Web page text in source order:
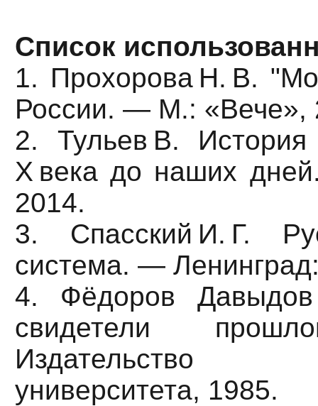
Список
1. Прохорова Н. В.
России. — М.: «Вече»,
2. Тульев В.
X века до наших
2014.
3. Спасский И. Г.
система. —
4. Фёдоров
свидетели
Издательство
университета, 1985.